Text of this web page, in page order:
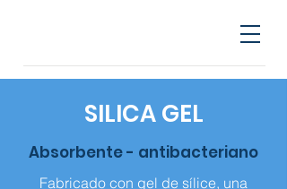
SILICA GEL
Absorbente - antibacteriano
Fabricado con gel de sílice, una